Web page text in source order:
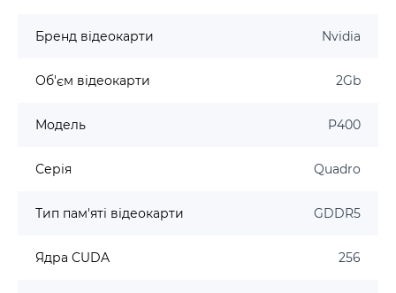
Бренд відеокарти Nvidia
Об'єм відеокарти 2Gb
Модель P400
Серія Quadro
Тип пам'яті відеокарти GDDR5
Ядра CUDA 256